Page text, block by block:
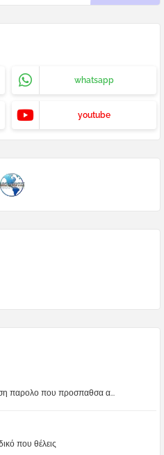
whatsapp
youtube
παρολο που προσπαθσα α...
που θέλεις